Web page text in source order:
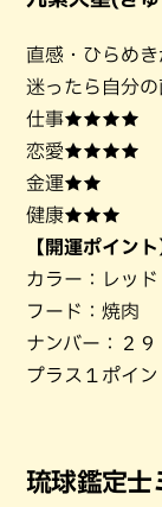
直感・ひらめき
迷ったら自分の
仕事★★★★
恋愛★★★★
金運★★
健康★★★
【開運ポイント
カラー：レッド
フード：焼肉
ナンバー：２９
プラス１ポイ
琉球鑑定士